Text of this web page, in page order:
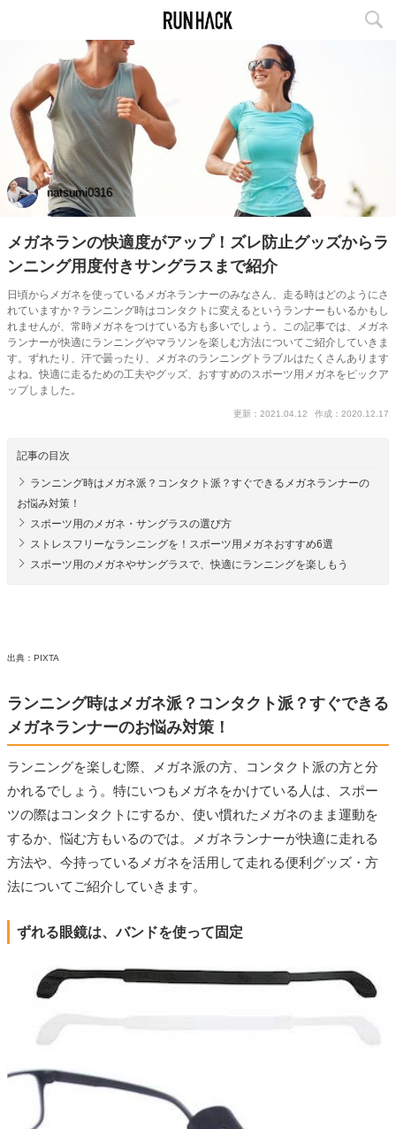
natsumi0316
メガネランの快適度がアップ！ズレ防止グッズからラ
ンニング用度付きサングラスまで紹介
日頃からメガネを使っているメガネランナーのみなさん、走る時はどのようにさ
れていますか？ランニング時はコンタクトに変えるというランナーもいるかもし
れませんが、常時メガネをつけている方も多いでしょう。この記事では、メガネ
ランナーが快適にランニングやマラソンを楽しむ方法についてご紹介していきま
す。ずれたり、汗で曇ったり、メガネのランニングトラブルはたくさんあります
よね。快適に走るための工夫やグッズ、おすすめのスポーツ用メガネをピックア
ップしました。
更新：2021.04.12 作成：2020.12.17
記事の目次
ランニング時はメガネ派？コンタクト派？すぐできるメガネランナーの
お悩み対策！
スポーツ用のメガネ・サングラスの選び方
ストレスフリーなランニングを！スポーツ用メガネおすすめ6選
スポーツ用のメガネやサングラスで、快適にランニングを楽しもう
出典：PIXTA
ランニング時はメガネ派？コンタクト派？すぐできる
メガネランナーのお悩み対策！
ランニングを楽しむ際、メガネ派の方、コンタクト派の方と分
かれるでしょう。特にいつもメガネをかけている人は、スポー
ツの際はコンタクトにするか、使い慣れたメガネのまま運動を
するか、悩む方もいるのでは。
メガネランナーが快適に走れる
方法や、今持っているメガネを活用して走れる便利グッズ・方
法についてご紹介していきます。
ずれる眼鏡は、バンドを使って固定